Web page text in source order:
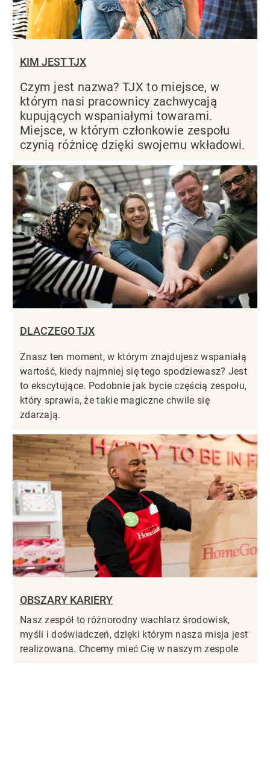
KIM JEST TJX
Czym jest nazwa? TJX to miejsce, w
którym nasi pracownicy zachwycają
kupujących wspaniałymi towarami.
Miejsce, w którym członkowie zespołu
czynią różnicę dzięki swojemu wkładowi.
DLACZEGO TJX
Znasz ten moment, w którym znajdujesz wspaniałą
wartość, kiedy najmniej się tego spodziewasz? Jest
to ekscytujące. Podobnie jak bycie częścią zespołu,
który sprawia, że takie magiczne chwile się
zdarzają.
OBSZARY KARIERY
Nasz zespół to różnorodny wachlarz środowisk,
myśli i doświadczeń, dzięki którym nasza misja jest
realizowana. Chcemy mieć Cię w naszym zespole